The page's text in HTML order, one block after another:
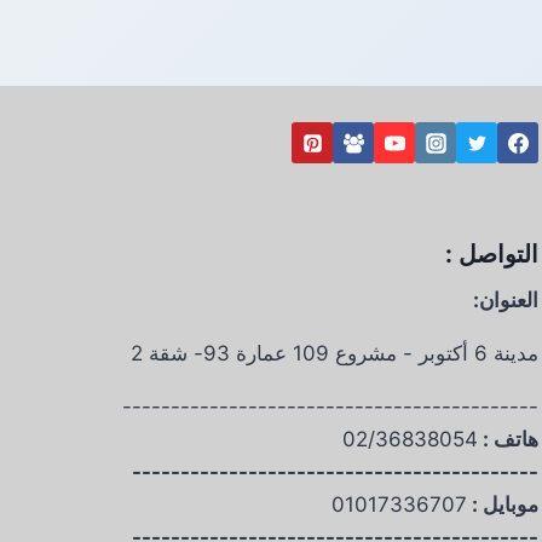
التواصل :
العنوان:
مدينة 6 أكتوبر - مشروع 109 عمارة 93- شقة 2
-------------------------------------------
هاتف : 02/36838054
------------------------------------------
موبايل : 01017336707
------------------------------------------